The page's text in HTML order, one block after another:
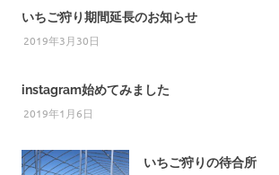
いちご狩り期間延長のお知らせ
2019年3月30日
instagram始めてみました
2019年1月6日
いちご狩りの待合所